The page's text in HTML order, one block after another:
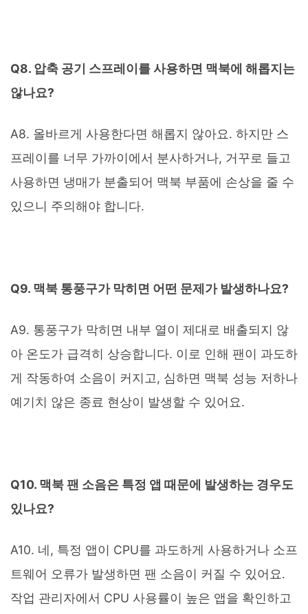
Q8. 압축 공기 스프레이를 사용하면 맥북에 해롭지는
않나요?
A8. 올바르게 사용한다면 해롭지 않아요. 하지만 스
프레이를 너무 가까이에서 분사하거나, 거꾸로 들고
사용하면 냉매가 분출되어 맥북 부품에 손상을 줄 수
있으니 주의해야 합니다.
Q9. 맥북 통풍구가 막히면 어떤 문제가 발생하나요?
A9. 통풍구가 막히면 내부 열이 제대로 배출되지 않
아 온도가 급격히 상승합니다. 이로 인해 팬이 과도하
게 작동하여 소음이 커지고, 심하면 맥북 성능 저하나
예기치 않은 종료 현상이 발생할 수 있어요.
Q10. 맥북 팬 소음은 특정 앱 때문에 발생하는 경우도
있나요?
A10. 네, 특정 앱이 CPU를 과도하게 사용하거나 소프
트웨어 오류가 발생하면 팬 소음이 커질 수 있어요.
작업 관리자에서 CPU 사용률이 높은 앱을 확인하고